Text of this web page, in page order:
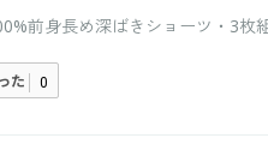
前身長め深ばきショーツ・3枚
た 0